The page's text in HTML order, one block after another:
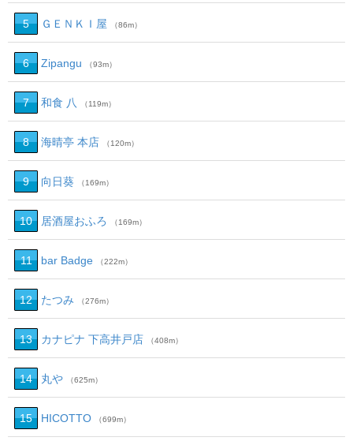
5 ＧＥＮＫＩ屋 （86m）
6 Zipangu （93m）
7 和食 八 （119m）
8 海晴亭 本店 （120m）
9 向日葵 （169m）
10 居酒屋おふろ （169m）
11 bar Badge （222m）
12 たつみ （276m）
13 カナピナ 下高井戸店 （408m）
14 丸や （625m）
15 HICOTTO （699m）